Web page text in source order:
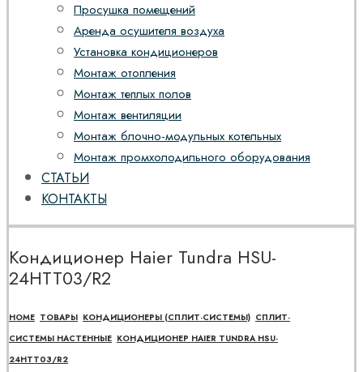
Просушка помещений
Аренда осушителя воздуха
Установка кондиционеров
Монтаж отопления
Монтаж теплых полов
Монтаж вентиляции
Монтаж блочно-модульных котельных
Монтаж промхолодильного оборудования
СТАТЬИ
КОНТАКТЫ
Кондиционер Haier Tundra HSU-
24HTT03/R2
HOME ТОВАРЫ КОНДИЦИОНЕРЫ (СПЛИТ-СИСТЕМЫ) СПЛИТ-
СИСТЕМЫ НАСТЕННЫЕ КОНДИЦИОНЕР HAIER TUNDRA HSU-
24HTT03/R2